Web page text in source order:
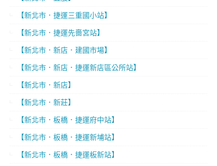
【新北市．捷運三重國小站】
【新北市．捷運先嗇宮站】
【新北市．新店．建國市場】
【新北市．新店．捷運新店區公所站】
【新北市．新店】
【新北市．新莊】
【新北市．板橋．捷運府中站】
【新北市．板橋．捷運新埔站】
【新北市．板橋．捷運板新站】